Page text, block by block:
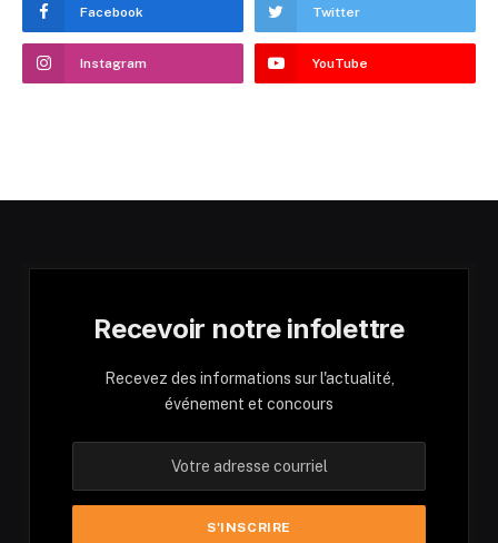
Facebook Twitter
Instagram YouTube
Recevoir notre infolettre
Recevez des informations sur l'actualité,
événement et concours